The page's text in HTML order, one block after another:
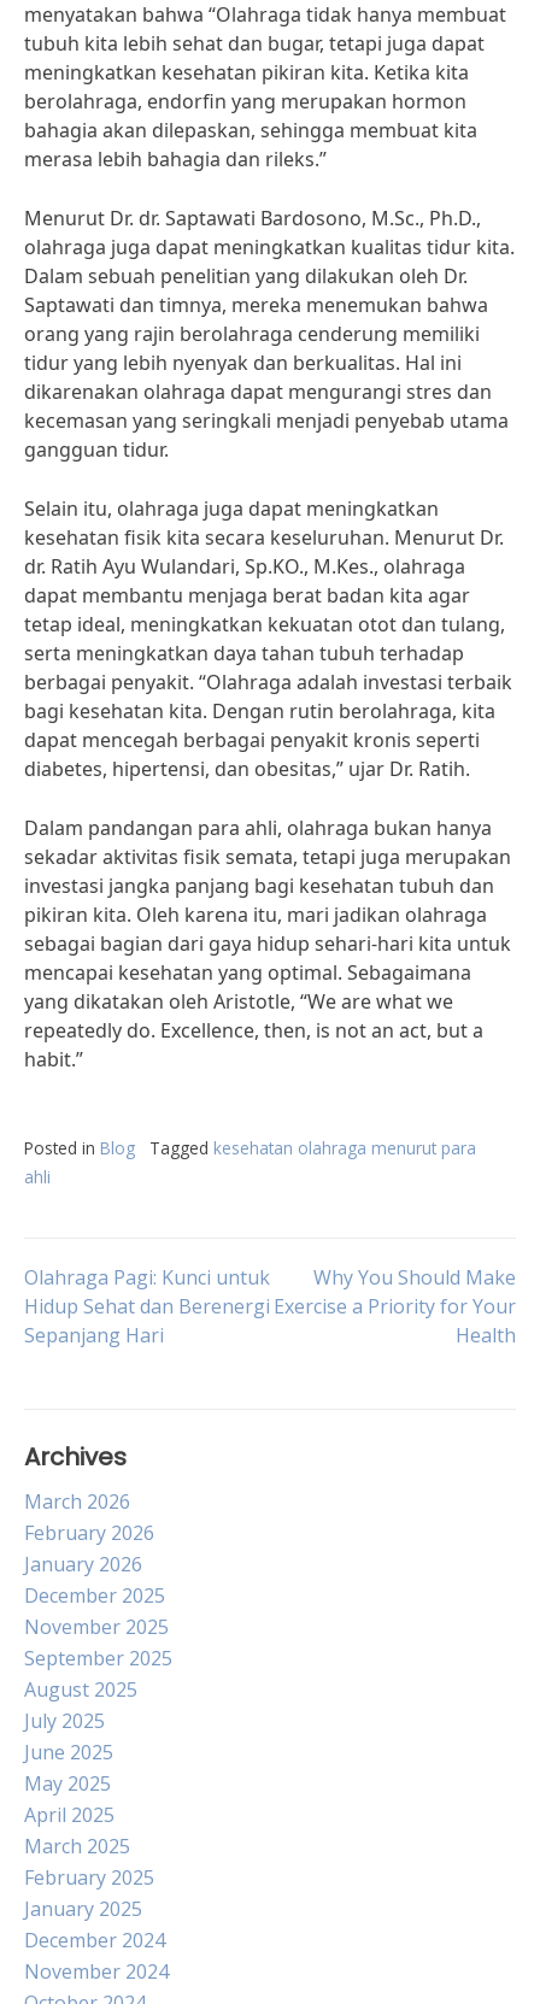
menyatakan bahwa “Olahraga tidak hanya membuat
tubuh kita lebih sehat dan bugar, tetapi juga dapat
meningkatkan kesehatan pikiran kita. Ketika kita
berolahraga, endorfin yang merupakan hormon
bahagia akan dilepaskan, sehingga membuat kita
merasa lebih bahagia dan rileks.”
Menurut Dr. dr. Saptawati Bardosono, M.Sc., Ph.D.,
olahraga juga dapat meningkatkan kualitas tidur kita.
Dalam sebuah penelitian yang dilakukan oleh Dr.
Saptawati dan timnya, mereka menemukan bahwa
orang yang rajin berolahraga cenderung memiliki
tidur yang lebih nyenyak dan berkualitas. Hal ini
dikarenakan olahraga dapat mengurangi stres dan
kecemasan yang seringkali menjadi penyebab utama
gangguan tidur.
Selain itu, olahraga juga dapat meningkatkan
kesehatan fisik kita secara keseluruhan. Menurut Dr.
dr. Ratih Ayu Wulandari, Sp.KO., M.Kes., olahraga
dapat membantu menjaga berat badan kita agar
tetap ideal, meningkatkan kekuatan otot dan tulang,
serta meningkatkan daya tahan tubuh terhadap
berbagai penyakit. “Olahraga adalah investasi terbaik
bagi kesehatan kita. Dengan rutin berolahraga, kita
dapat mencegah berbagai penyakit kronis seperti
diabetes, hipertensi, dan obesitas,” ujar Dr. Ratih.
Dalam pandangan para ahli, olahraga bukan hanya
sekadar aktivitas fisik semata, tetapi juga merupakan
investasi jangka panjang bagi kesehatan tubuh dan
pikiran kita. Oleh karena itu, mari jadikan olahraga
sebagai bagian dari gaya hidup sehari-hari kita untuk
mencapai kesehatan yang optimal. Sebagaimana
yang dikatakan oleh Aristotle, “We are what we
repeatedly do. Excellence, then, is not an act, but a
habit.”
Posted in Blog Tagged kesehatan olahraga menurut para
ahli
Post
navigation
Olahraga Pagi: Kunci untuk
Hidup Sehat dan Berenergi
Sepanjang Hari
Why You Should Make
Exercise a Priority for Your
Health
Archives
March 2026
February 2026
January 2026
December 2025
November 2025
September 2025
August 2025
July 2025
June 2025
May 2025
April 2025
March 2025
February 2025
January 2025
December 2024
November 2024